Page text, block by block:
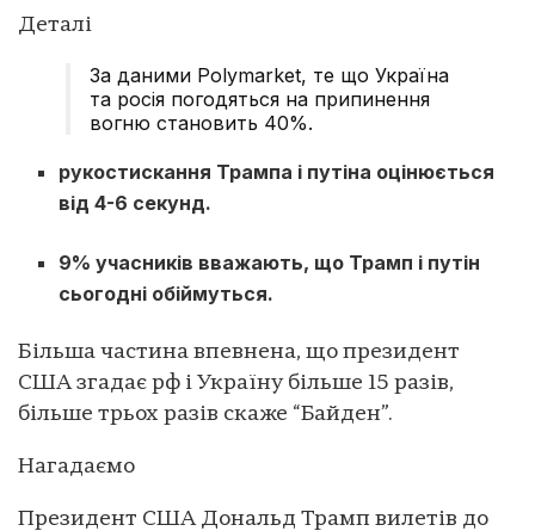
Деталі
За даними Polymarket, те що Україна
та росія погодяться на припинення
вогню становить 40%.
рукостискання Трампа і путіна оцінюється
від 4-6 секунд.
9% учасників вважають, що Трамп і путін
сьогодні обіймуться.
Більша частина впевнена, що президент
США згадає рф і Україну більше 15 разів,
більше трьох разів скаже “Байден”.
Нагадаємо
Президент США Дональд Трамп вилетів до